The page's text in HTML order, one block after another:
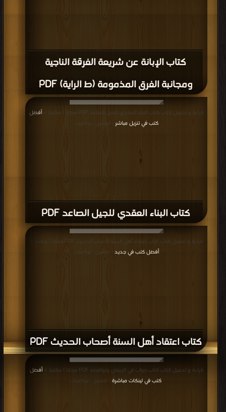
كتاب الإبانة عن شريعة الفرقة الناجية
ومجانبة الفرق المذمومة (ط الراية) PDF
كتاب البناء العقدي للجيل الصاعد PDF
قراءة و تحميل كتاب كتاب البناء العقدي للجيل الصاعد PDF مجانا | مكتبة >
أفضل
كتب في تنزيل مباشر | التحميل : مرة/مرات
كتاب اعتقاد أهل السنة أصحاب الحديث PDF
قراءة و تحميل كتاب كتاب اعتقاد أهل السنة أصحاب الحديث PDF مجانا | مكتبة >
أفضل كتب في جديد | التحميل : مرة/مرات
قراءة و تحميل كتاب كتاب جواب في الإيمان ونواقضه PDF مجانا | مكتبة >
أفضل
كتب في لينكات مباشرة | التحميل : مرة/مرات